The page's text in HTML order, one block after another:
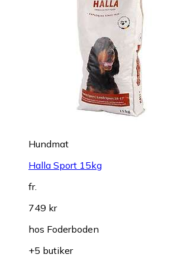
Hundmat
Halla Sport 15kg
fr.
749 kr
hos Foderboden
+5 butiker